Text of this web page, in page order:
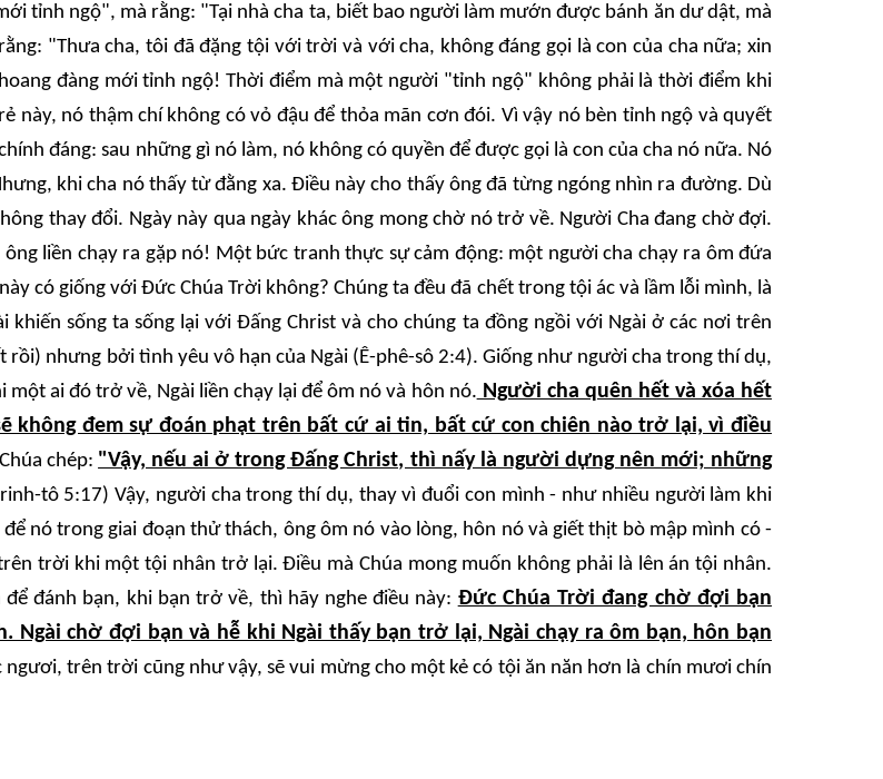
tỉnh ngộ", mà rằng: "Tại nhà cha ta, biết bao người làm mướn được bánh ăn dư dật, mà
"Thưa cha, tôi đã đặng tội với trời và với cha, không đáng gọi là con của cha nữa; xin
đàng mới tỉnh ngộ! Thời điểm mà một người "tỉnh ngộ" không phải là thời điểm khi
này, nó thậm chí không có vỏ đậu để thỏa mãn cơn đói. Vì vậy nó bèn tỉnh ngộ và quyết
đáng: sau những gì nó làm, nó không có quyền để được gọi là con của cha nó nữa. Nó
khi cha nó thấy từ đằng xa. Điều này cho thấy ông đã từng ngóng nhìn ra đường. Dù
thay đổi. Ngày này qua ngày khác ông mong chờ nó trở về. Người Cha đang chờ đợi.
liền chạy ra gặp nó! Một bức tranh thực sự cảm động: một người cha chạy ra ôm đứa
có giống với Đức Chúa Trời không? Chúng ta đều đã chết trong tội ác và lầm lỗi mình, là
sống ta sống lại với Đấng Christ và cho chúng ta đồng ngồi với Ngài ở các nơi trên
nhưng bởi tình yêu vô hạn của Ngài (Ê-phê-sô 2:4). Giống như người cha trong thí dụ,
ai đó trở về, Ngài liền chạy lại để ôm nó và hôn nó. Người cha quên hết và xóa hết
không đem sự đoán phạt trên bất cứ ai tin, bất cứ con chiên nào trở lại, vì điều
chép: "Vậy, nếu ai ở trong Đấng Christ, thì nấy là người dựng nên mới; những
tô 5:17) Vậy, người cha trong thí dụ, thay vì đuổi con mình - như nhiều người làm khi
nó trong giai đoạn thử thách, ông ôm nó vào lòng, hôn nó và giết thịt bò mập mình có -
trời khi một tội nhân trở lại. Điều mà Chúa mong muốn không phải là lên án tội nhân.
đánh bạn, khi bạn trở về, thì hãy nghe điều này: Đức Chúa Trời đang chờ đợi bạn
Ngài chờ đợi bạn và hễ khi Ngài thấy bạn trở lại, Ngài chạy ra ôm bạn, hôn bạn
ngươi, trên trời cũng như vậy, sẽ vui mừng cho một kẻ có tội ăn năn hơn là chín mươi chín